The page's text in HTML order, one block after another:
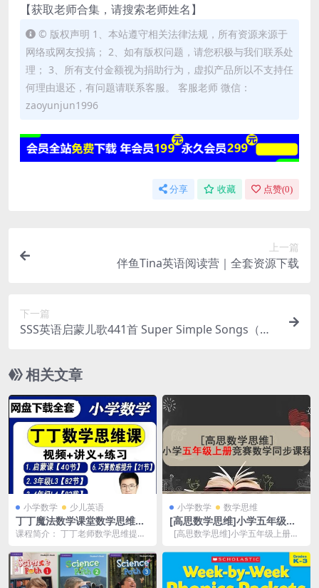
【获取老师合集，请搜索老师姓名】
© 版权声明 1、本站遵守相关法律法规，所有资源来源于
网络或网友投搞； 2、如有版权问题，请您积极与我们联系处
理； 3、所有支付金额视为捐助行为，虚拟产品所以不支持任
何理由退还，有问题请联系客服。 客服老师 微信：
zaoyunjun1996
分享 收藏 点赞(0)
上一篇
伴鱼Tina英语阅读营｜全套资源下载
下一篇
SSS英语启蒙儿歌441首 Super Simple Songs（视
相关文章
小学数学 少儿英语
丁丁魔法数学课堂数学思维视
频课全套合集下载
课程简介： 丁丁老师数学思维提升
6级，解决...
小学数学 数学思维
[高思数学思维]小学五年级上
册竞赛数学同步课程
[高思数学思维]小学五年级上册竞
频如何提...